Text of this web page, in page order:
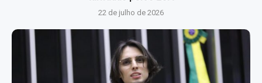
22 de julho de 2026